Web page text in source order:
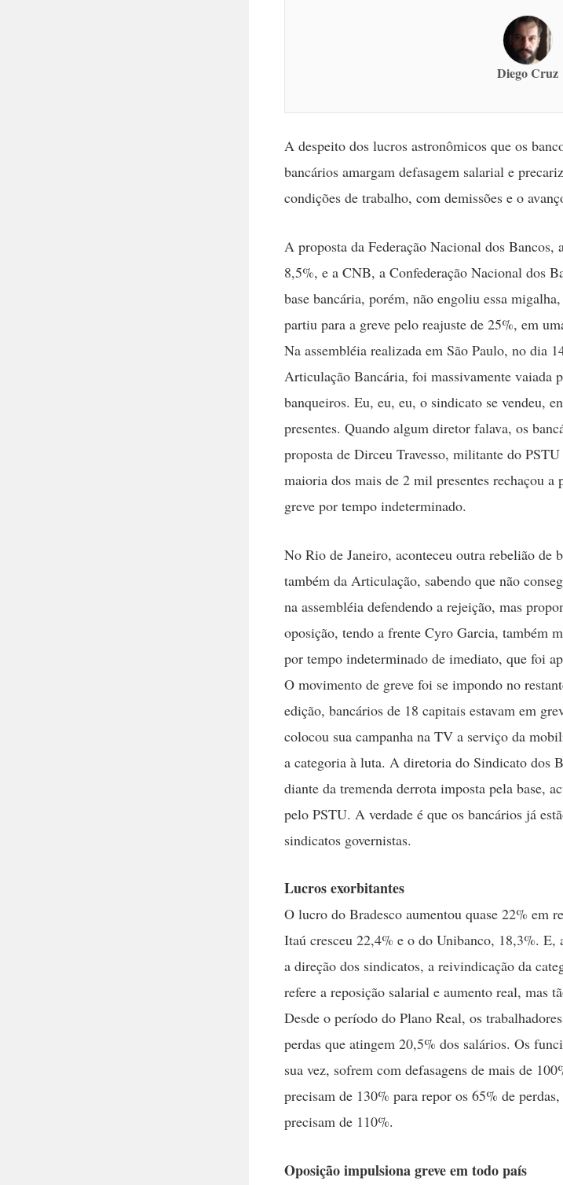
Diego Cruz
A despeito dos lucros astronômicos que os
bancários amargam defasagem salarial e
condições de trabalho, com demissões e o
A proposta da Federação Nacional dos Bancos,
8,5%, e a CNB, a Confederação Nacional dos
base bancária, porém, não engoliu essa
partiu para a greve pelo reajuste de 25%, em
Na assembléia realizada em São Paulo, no dia
Articulação Bancária, foi massivamente vaiada
banqueiros. Eu, eu, eu, o sindicato se vendeu,
presentes. Quando algum diretor falava, os
proposta de Dirceu Travesso, militante do
maioria dos mais de 2 mil presentes rechaçou a
greve por tempo indeterminado.
No Rio de Janeiro, aconteceu outra rebelião de
também da Articulação, sabendo que não
na assembléia defendendo a rejeição, mas
oposição, tendo a frente Cyro Garcia, também
por tempo indeterminado de imediato, que foi
O movimento de greve foi se impondo no
edição, bancários de 18 capitais estavam em
colocou sua campanha na TV a serviço da
a categoria à luta. A diretoria do Sindicato dos
diante da tremenda derrota imposta pela base,
pelo PSTU. A verdade é que os bancários já
sindicatos governistas.
Lucros exorbitantes
O lucro do Bradesco aumentou quase 22% em
Itaú cresceu 22,4% e o do Unibanco, 18,3%. E,
a direção dos sindicatos, a reivindicação da
refere a reposição salarial e aumento real, mas
Desde o período do Plano Real, os
perdas que atingem 20,5% dos salários. Os
sua vez, sofrem com defasagens de mais de
precisam de 130% para repor os 65% de
precisam de 110%.
Oposição impulsiona greve em todo país